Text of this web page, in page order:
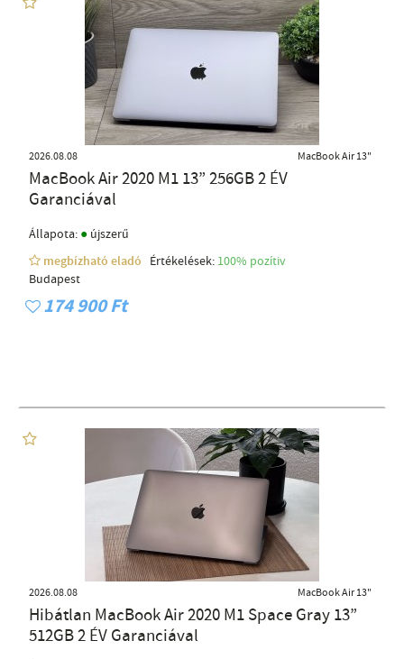
2026.08.08 MacBook Air 13"
MacBook Air 2020 M1 13” 256GB 2 ÉV
Garanciával
Állapota: ● újszerű
megbízható eladó
Értékelések: 100% pozítiv
Budapest
174 900 Ft
2026.08.08 MacBook Air 13"
Hibátlan MacBook Air 2020 M1 Space Gray 13”
512GB 2 ÉV Garanciával